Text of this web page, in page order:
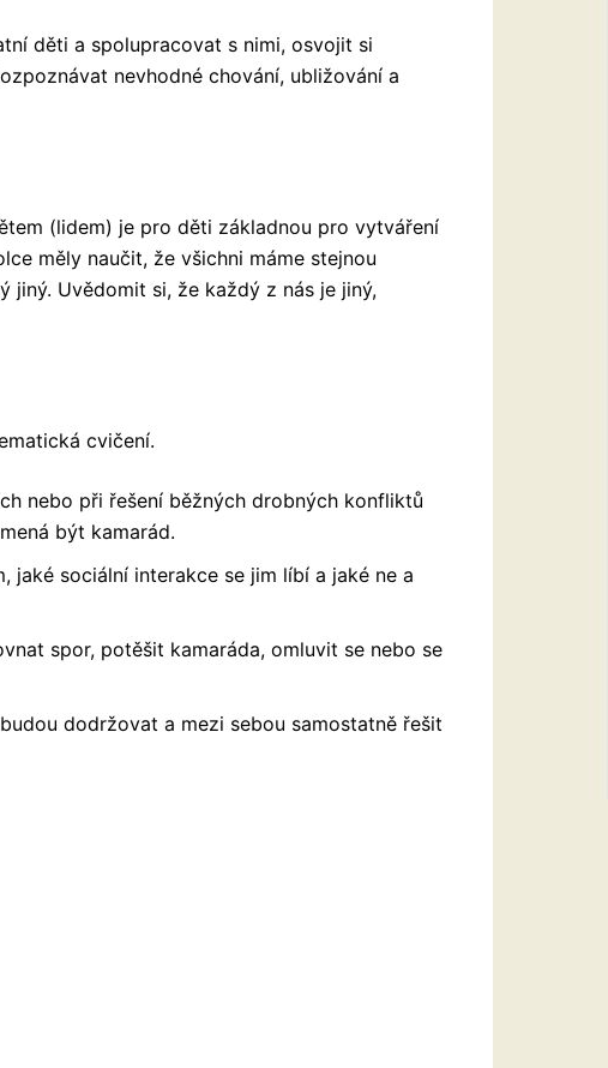
děti a spolupracovat s nimi, osvojit si
nevhodné chování, ubližování a
(lidem) je pro děti základnou pro vytváření
měly naučit, že všichni máme stejnou
jiný. Uvědomit si, že každý z nás je jiný,
cvičení.
nebo při řešení běžných drobných konfliktů
být kamarád.
sociální interakce se jim líbí a jaké ne a
spor, potěšit kamaráda, omluvit se nebo se
dodržovat a mezi sebou samostatně řešit